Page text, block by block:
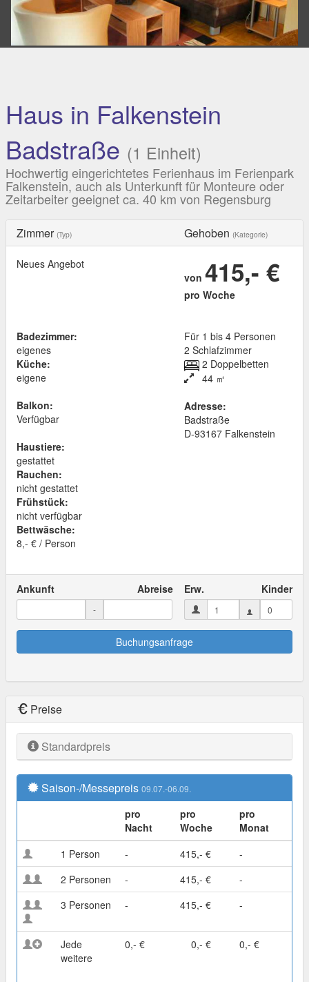
Haus in Falkenstein
Badstraße (1 Einheit)
Hochwertig eingerichtetes Ferienhaus im Ferienpark
Falkenstein, auch als Unterkunft für Monteure oder
Zeitarbeiter geeignet ca. 40 km von Regensburg
Zimmer (Typ) Gehoben (Kategorie)
Neues Angebot
von 415,- €
pro Woche
Badezimmer:
eigenes
Küche:
eigene
Balkon:
Verfügbar
Haustiere:
gestattet
Rauchen:
nicht gestattet
Frühstück:
nicht verfügbar
Bettwäsche:
8,- € / Person
Für 1 bis 4 Personen
2 Schlafzimmer
2 Doppelbetten
44 ㎡
Adresse:
Badstraße
D-93167Falkenstein
Ankunft Abreise
-
Erw. Kinder
Buchungsanfrage
Preise
Standardpreis
Saison-/Messepreis 09.07.-06.09.
pro
Nacht
pro
Woche
pro
Monat
1 Person
- 415,- €
-
2 Personen
- 415,- €
-
3 Personen
- 415,- € -
Jede
weitere
0,- € 0,- € 0,- €